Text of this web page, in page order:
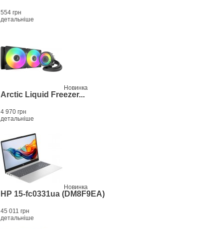
554 грн
детальніше
Новинка
Arctic Liquid Freezer...
4 970 грн
детальніше
Новинка
HP 15-fc0331ua (DM8F9EA)
45 011 грн
детальніше